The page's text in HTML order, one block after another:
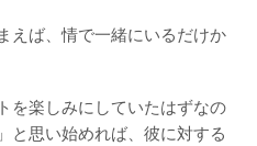
えば、情で一緒にいるだけか
を楽しみにしていたはずなの
と思い始めれば、彼に対する